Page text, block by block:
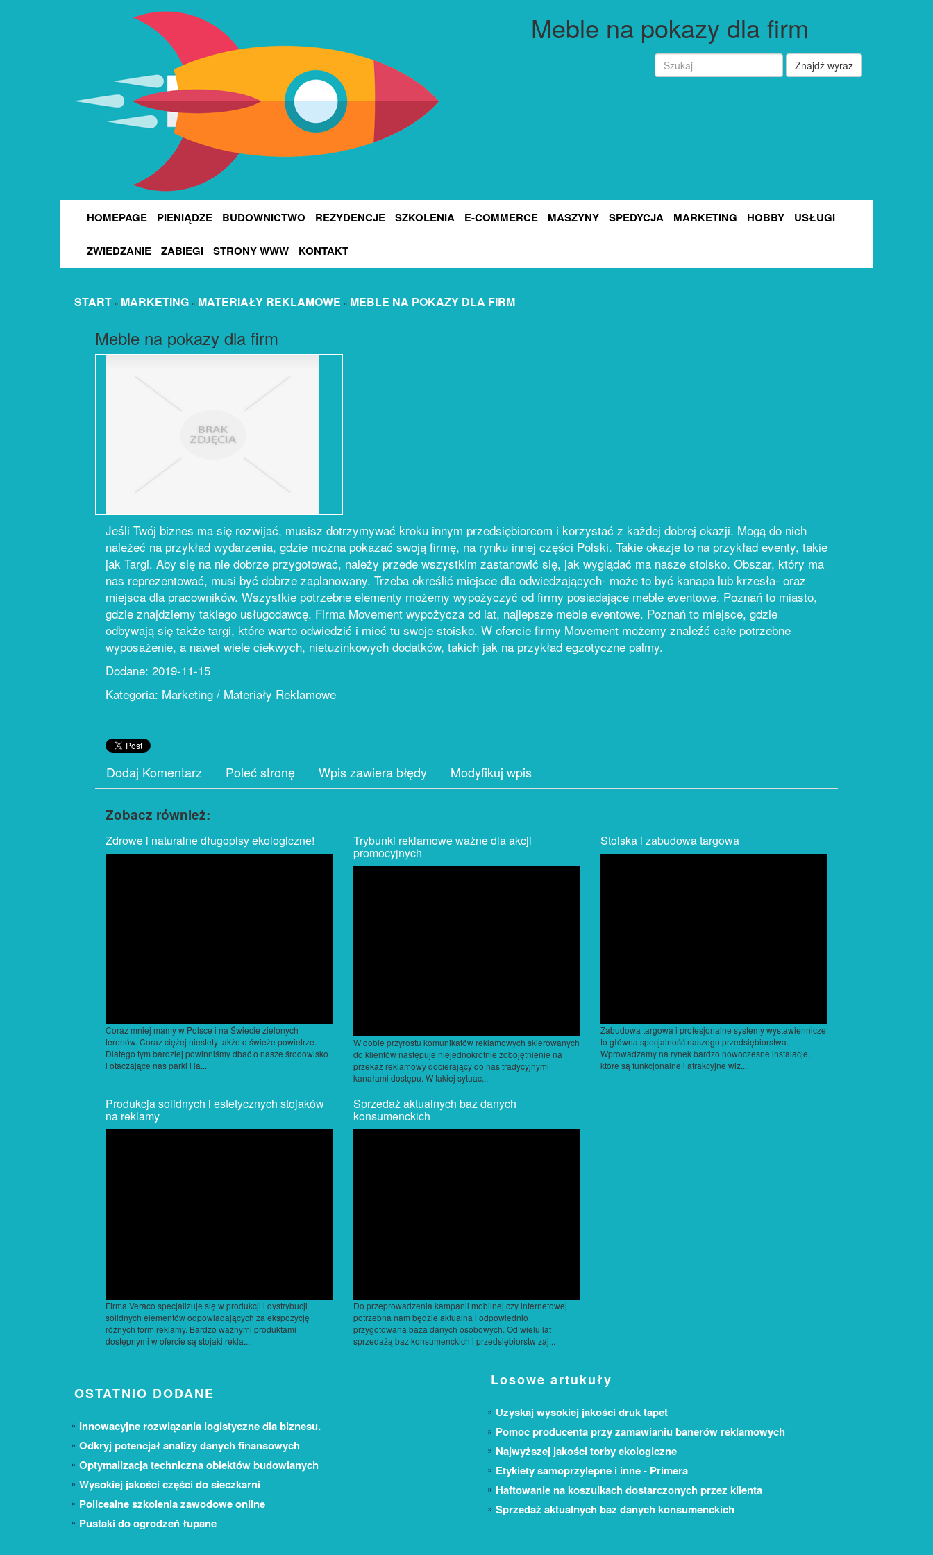
Meble na pokazy dla firm
Znajdź wyraz
HOMEPAGE PIENIĄDZE BUDOWNICTWO REZYDENCJE SZKOLENIA E-COMMERCE MASZYNY SPEDYCJA MARKETING HOBBY USŁUGI
ZWIEDZANIE ZABIEGI STRONY WWW KONTAKT
START » MARKETING » MATERIAŁY REKLAMOWE » MEBLE NA POKAZY DLA FIRM
Meble na pokazy dla firm
Jeśli Twój biznes ma się rozwijać, musisz dotrzymywać kroku innym przedsiębiorcom i korzystać z każdej dobrej okazji. Mogą do nich
należeć na przykład wydarzenia, gdzie można pokazać swoją firmę, na rynku innej części Polski. Takie okazje to na przykład eventy, takie
jak Targi. Aby się na nie dobrze przygotować, należy przede wszystkim zastanowić się, jak wyglądać ma nasze stoisko. Obszar, który ma
nas reprezentować, musi być dobrze zaplanowany. Trzeba określić miejsce dla odwiedzających- może to być kanapa lub krzesła- oraz
miejsca dla pracowników. Wszystkie potrzebne elementy możemy wypożyczyć od firmy posiadające meble eventowe. Poznań to miasto,
gdzie znajdziemy takiego usługodawcę. Firma Movement wypożycza od lat, najlepsze meble eventowe. Poznań to miejsce, gdzie
odbywają się także targi, które warto odwiedzić i mieć tu swoje stoisko. W ofercie firmy Movement możemy znaleźć całe potrzebne
wyposażenie, a nawet wiele ciekwych, nietuzinkowych dodatków, takich jak na przykład egzotyczne palmy.
Dodane: 2019-11-15
Kategoria: Marketing / Materiały Reklamowe
Dodaj Komentarz Poleć stronę Wpis zawiera błędy Modyfikuj wpis
Zobacz również:
Zdrowe i naturalne długopisy ekologiczne!
Coraz mniej mamy w Polsce i na Świecie zielonych
terenów. Coraz ciężej niestety także o świeże powietrze.
Dlatego tym bardziej powinniśmy dbać o nasze środowisko
i otaczające nas parki i la...
Trybunki reklamowe ważne dla akcji
promocyjnych
W dobie przyrostu komunikatów reklamowych skierowanych
do klientów następuje niejednokrotnie zobojętnienie na
przekaz reklamowy docierający do nas tradycyjnymi
kanałami dostępu. W takiej sytuac...
Stoiska i zabudowa targowa
Zabudowa targowa i profesjonalne systemy wystawiennicze
to główna specjalność naszego przedsiębiorstwa.
Wprowadzamy na rynek bardzo nowoczesne instalacje,
które są funkcjonalne i atrakcyjne wiz...
Produkcja solidnych i estetycznych stojaków
na reklamy
Firma Veraco specjalizuje się w produkcji i dystrybucji
solidnych elementów odpowiadających za ekspozycję
różnych form reklamy. Bardzo ważnymi produktami
dostępnymi w ofercie są stojaki rekla...
Sprzedaż aktualnych baz danych
konsumenckich
Do przeprowadzenia kampanii mobilnej czy internetowej
potrzebna nam będzie aktualna i odpowiednio
przygotowana baza danych osobowych. Od wielu lat
sprzedażą baz konsumenckich i przedsiębiorstw zaj...
OSTATNIO DODANE
Innowacyjne rozwiązania logistyczne dla biznesu.
Odkryj potencjał analizy danych finansowych
Optymalizacja techniczna obiektów budowlanych
Wysokiej jakości części do sieczkarni
Policealne szkolenia zawodowe online
Pustaki do ogrodzeń łupane
Losowe artukuły
Uzyskaj wysokiej jakości druk tapet
Pomoc producenta przy zamawianiu banerów reklamowych
Najwyższej jakości torby ekologiczne
Etykiety samoprzylepne i inne - Primera
Haftowanie na koszulkach dostarczonych przez klienta
Sprzedaż aktualnych baz danych konsumenckich